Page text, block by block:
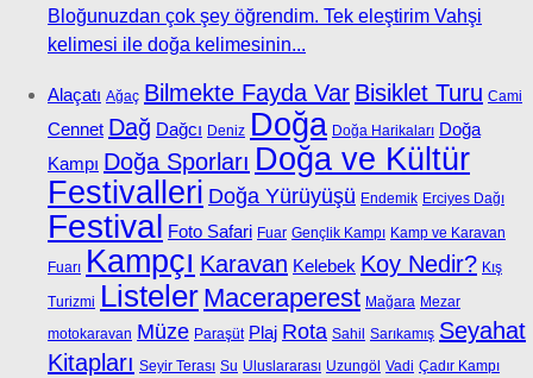
Bloğunuzdan çok şey öğrendim. Tek eleştirim Vahşi
kelimesi ile doğa kelimesinin...
Alaçatı Ağaç Bilmekte Fayda Var Bisiklet Turu Cami
Cennet Dağ Dağcı Deniz Doğa Doğa Harikaları Doğa
Kampı Doğa Sporları Doğa ve Kültür
Festivalleri Doğa Yürüyüşü Endemik Erciyes Dağı
Festival Foto Safari Fuar Gençlik Kampı Kamp ve Karavan
Fuarı Kampçı Karavan Kelebek Koy Nedir? Kış
Turizmi Listeler Maceraperest Mağara Mezar
motokaravan Müze Paraşüt Plaj Rota Sahil Sarıkamış Seyahat
Kitapları Seyir Terası Su Uluslararası Uzungöl Vadi Çadır Kampı